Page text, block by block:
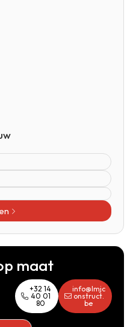
maat
+32 14
40 01
80
info@lmjc
onstruct.
be